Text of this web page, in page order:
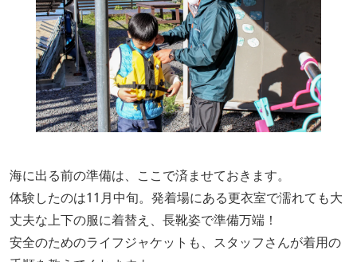
海に出る前の準備は、ここで済ませておきます。
体験したのは11月中旬。発着場にある更衣室で濡れても大
丈夫な上下の服に着替え、長靴姿で準備万端！
安全のためのライフジャケットも、スタッフさんが着用の